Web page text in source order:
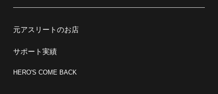
元アスリートのお店
サポート実績
HERO'S COME BACK